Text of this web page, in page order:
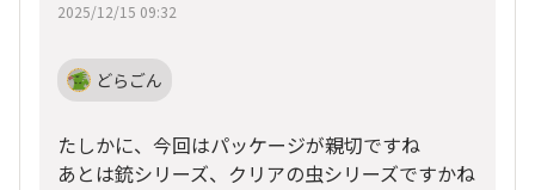
2025/12/15 09:32
どらごん
たしかに、今回はパッケージが親切ですね
あとは銃シリーズ、クリアの虫シリーズですかね